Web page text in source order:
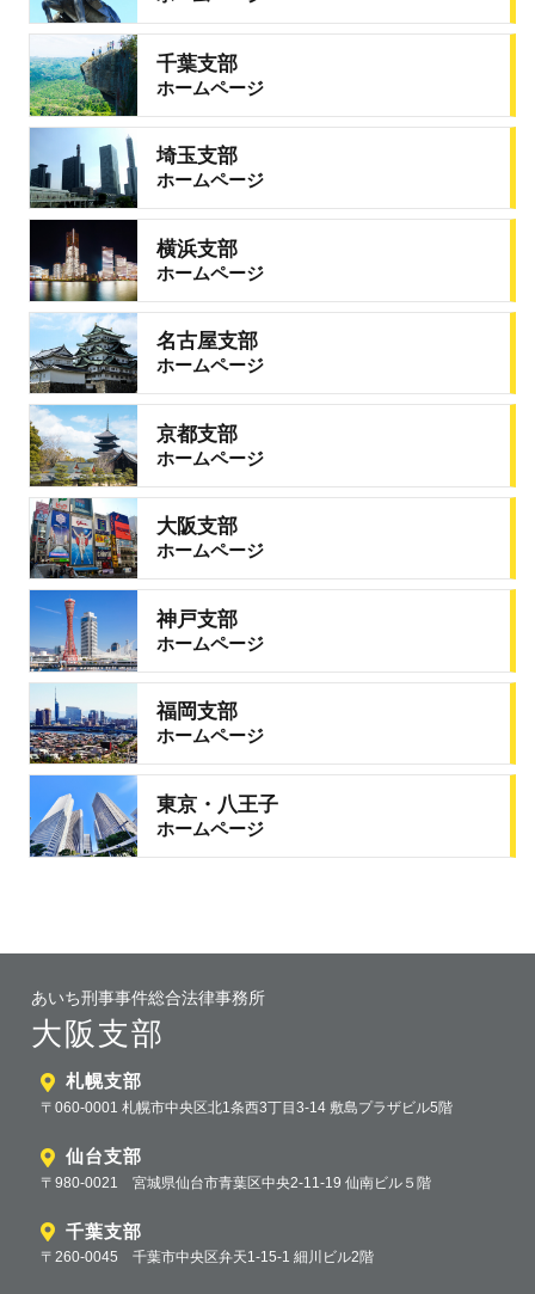
千葉支部
ホームページ
埼玉支部
ホームページ
横浜支部
ホームページ
名古屋支部
ホームページ
京都支部
ホームページ
大阪支部
ホームページ
神戸支部
ホームページ
福岡支部
ホームページ
東京・八王子
ホームページ
あいち刑事事件総合法律事務所
大阪支部
札幌支部
〒060-0001 札幌市中央区北1条西3丁目3-14 敷島プラザビル5階
仙台支部
〒980-0021 宮城県仙台市青葉区中央2-11-19 仙南ビル５階
千葉支部
〒260-0045 千葉市中央区弁天1-15-1 細川ビル2階